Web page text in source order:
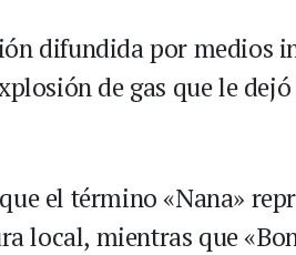
difundida por medios
de gas que le
el término «Nana»
local, mientras que